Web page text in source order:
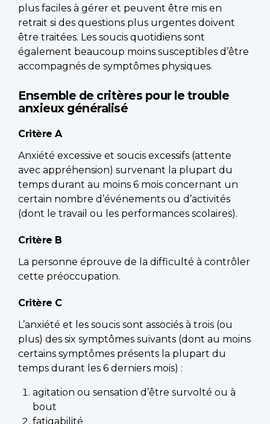
plus faciles à gérer et peuvent être mis en
retrait si des questions plus urgentes doivent
être traitées. Les soucis quotidiens sont
également beaucoup moins susceptibles d’être
accompagnés de symptômes physiques.
Ensemble de critères pour le trouble
anxieux généralisé
Critère A
Anxiété excessive et soucis excessifs (attente
avec appréhension) survenant la plupart du
temps durant au moins 6 mois concernant un
certain nombre d’événements ou d’activités
(dont le travail ou les performances scolaires).
Critère B
La personne éprouve de la difficulté à contrôler
cette préoccupation.
Critère C
L’anxiété et les soucis sont associés à trois (ou
plus) des six symptômes suivants (dont au moins
certains symptômes présents la plupart du
temps durant les 6 derniers mois) :
agitation ou sensation d’être survolté ou à
bout
fatigabilité